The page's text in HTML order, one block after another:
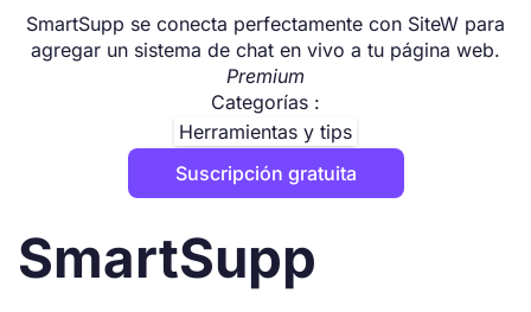
SmartSupp se conecta perfectamente con SiteW para
agregar un sistema de chat en vivo a tu página web.
Premium
Categorías :
Herramientas y tips
Suscripción gratuita
SmartSupp